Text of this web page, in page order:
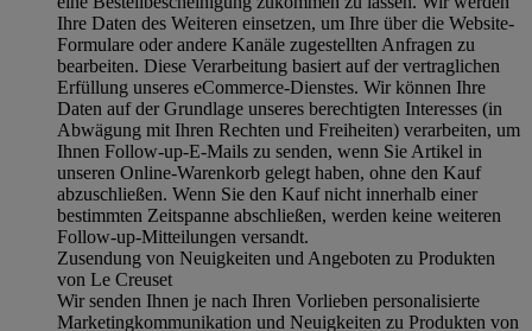
Ihre Daten des Weiteren einsetzen, um Ihre über die Website-
Formulare oder andere Kanäle zugestellten Anfragen zu
bearbeiten. Diese Verarbeitung basiert auf der vertraglichen
Erfüllung unseres eCommerce-Dienstes. Wir können Ihre
Daten auf der Grundlage unseres berechtigten Interesses (in
Abwägung mit Ihren Rechten und Freiheiten) verarbeiten, um
Ihnen Follow-up-E-Mails zu senden, wenn Sie Artikel in
unseren Online-Warenkorb gelegt haben, ohne den Kauf
abzuschließen. Wenn Sie den Kauf nicht innerhalb einer
bestimmten Zeitspanne abschließen, werden keine weiteren
Follow-up-Mitteilungen versandt.
Zusendung von Neuigkeiten und Angeboten zu Produkten
von Le Creuset
Wir senden Ihnen je nach Ihren Vorlieben personalisierte
Marketingkommunikation und Neuigkeiten zu Produkten von